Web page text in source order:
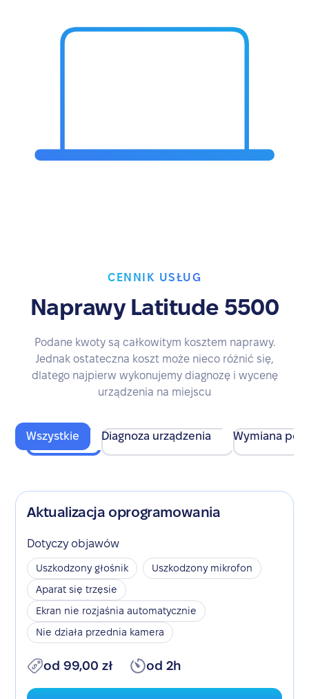
CENNIK USŁUG
Naprawy Latitude 5500
Podane kwoty są całkowitym kosztem naprawy.
Jednak ostateczna koszt może nieco różnić się,
dlatego najpierw wykonujemy diagnozę i wycenę
urządzenia na miejscu
Wszystkie Diagnoza urządzenia Wymiana
Aktualizacja oprogramowania
Dotyczy objawów
Uszkodzony głośnik
Uszkodzony mikrofon
Aparat się trzęsie
Ekran nie rozjaśnia automatycznie
Nie działa przednia kamera
od 99,00 zł od 2h